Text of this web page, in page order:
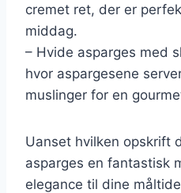
cremet ret, der er
middag.
– Hvide asparges med
hvor aspargesene
muslinger for en
Uanset hvilken opskrift
asparges en fantastisk
elegance til dine